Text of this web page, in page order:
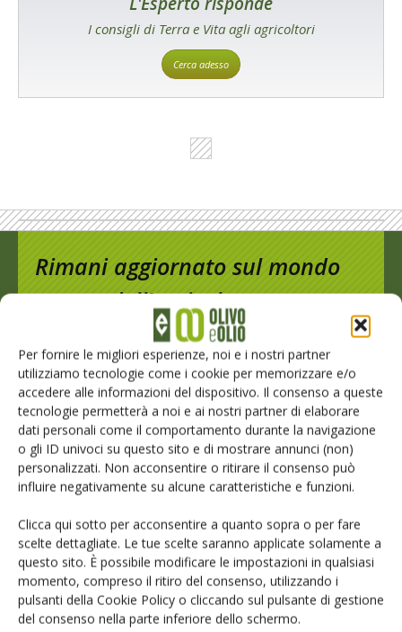
Per fornire le migliori esperienze, noi e i nostri partner
utilizziamo tecnologie come i cookie per memorizzare e/o
accedere alle informazioni del dispositivo. Il consenso a queste
tecnologie permetterà a noi e ai nostri partner di elaborare
dati personali come il comportamento durante la navigazione
o gli ID univoci su questo sito e di mostrare annunci (non)
personalizzati. Non acconsentire o ritirare il consenso può
influire negativamente su alcune caratteristiche e funzioni.
Clicca qui sotto per acconsentire a quanto sopra o per fare
scelte dettagliate. Le tue scelte saranno applicate solamente a
questo sito. È possibile modificare le impostazioni in qualsiasi
momento, compreso il ritiro del consenso, utilizzando i
pulsanti della Cookie Policy o cliccando sul pulsante di gestione
del consenso nella parte inferiore dello schermo.
I consigli di Terra e Vita agli agricoltori
Cerca adesso
Rimani aggiornato sul mondo
dell’agricoltura
Iscriviti alle nostre newsletter
© Tecniche Nuove Spa. Tutti i diritti riservati. Sede legale Via Eritrea 21 -